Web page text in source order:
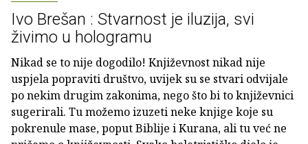
Ivo Brešan : Stvarnost je iluzija, svi
živimo u hologramu
Nikad se to nije dogodilo! Književnost nikad nije
uspjela popraviti društvo, uvijek su se stvari odvijale
po nekim drugim zakonima, nego što bi to književnici
sugerirali. Tu možemo izuzeti neke knjige koje su
pokrenule mase, poput Biblije i Kurana, ali tu već ne